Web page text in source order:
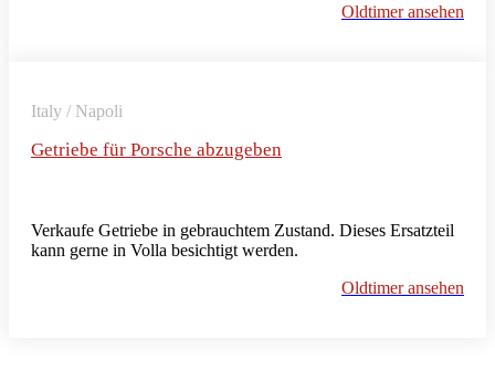
Oldtimer ansehen
Italy / Napoli
Getriebe für Porsche abzugeben
Verkaufe Getriebe in gebrauchtem Zustand. Dieses Ersatzteil
kann gerne in Volla besichtigt werden.
Oldtimer ansehen